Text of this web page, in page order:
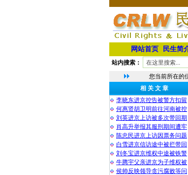
网站首页 民生简
站内搜索：
您当前所在的
相 关 文 章
李晓东进京控告被警方扣留
何惠贤胡卫明前往河南被控
刘英进京上访被多次带回期
肖高升举报其服刑期间遭牢
陈忠民进京上访因票务问题
白雪进京信访途中被拦带回
刘冬宝进京维权中途被铁警
牛腾宇父亲进京为子维权被
侯帅反映领导贪污腐败等问